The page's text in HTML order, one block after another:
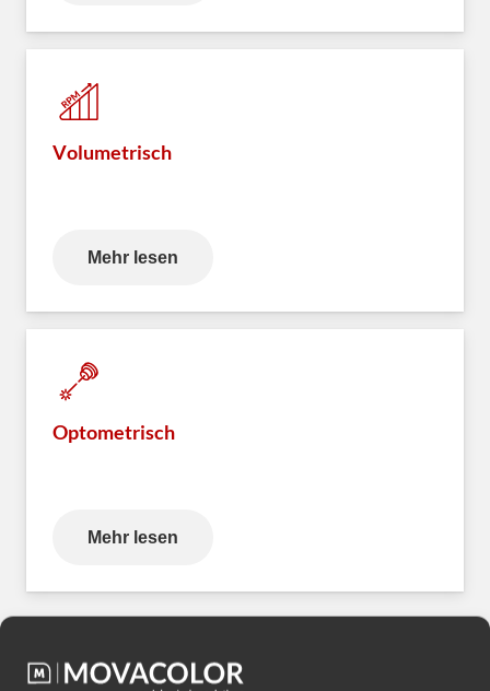
Volumetrisch
Mehr lesen
Optometrisch
Mehr lesen